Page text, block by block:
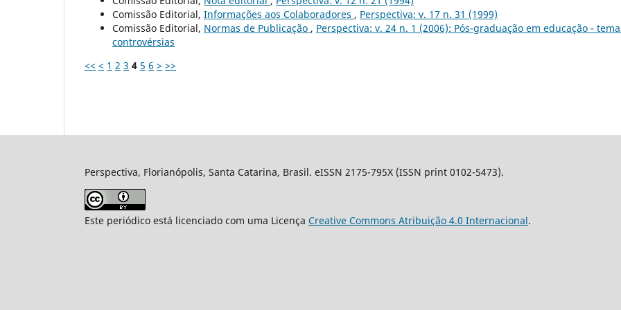
Comissão Editorial, Informações aos Colaboradores , Perspectiva: v. 17 n. 31 (1999)
Comissão Editorial, Normas de Publicação , Perspectiva: v. 24 n. 1 (2006): Pós-graduação em educação -
controvérsias
<< < 1 2 3 4 5 6 > >>
Perspectiva, Florianópolis, Santa Catarina, Brasil. eISSN 2175-795X (ISSN print 0102-5473).
Este periódico está licenciado com uma Licença Creative Commons Atribuição 4.0 Internacional.